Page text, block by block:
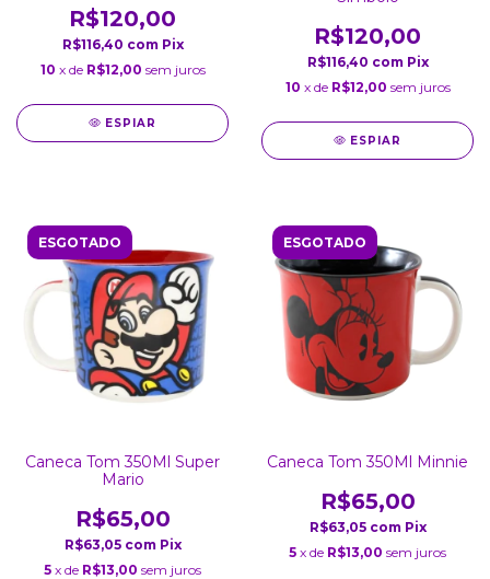
R$120,00
R$116,40 com Pix
10 x de R$12,00 sem juros
ESPIAR
R$120,00
R$116,40 com Pix
10 x de R$12,00 sem juros
ESPIAR
ESGOTADO
Caneca Tom 350Ml Super
Mario
R$65,00
R$63,05 com Pix
5 x de R$13,00 sem juros
ESGOTADO
Caneca Tom 350Ml Minnie
R$65,00
R$63,05 com Pix
5 x de R$13,00 sem juros